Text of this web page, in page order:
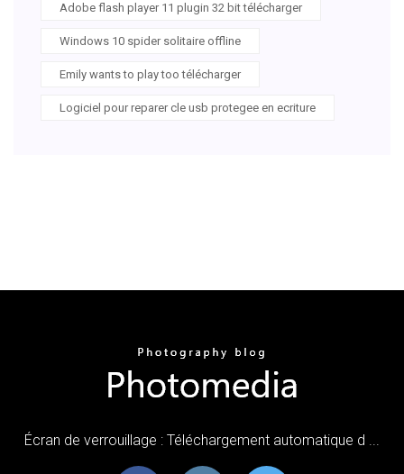
Adobe flash player 11 plugin 32 bit télécharger
Windows 10 spider solitaire offline
Emily wants to play too télécharger
Logiciel pour reparer cle usb protegee en ecriture
Écran de verrouillage : Téléchargement automatique d ...